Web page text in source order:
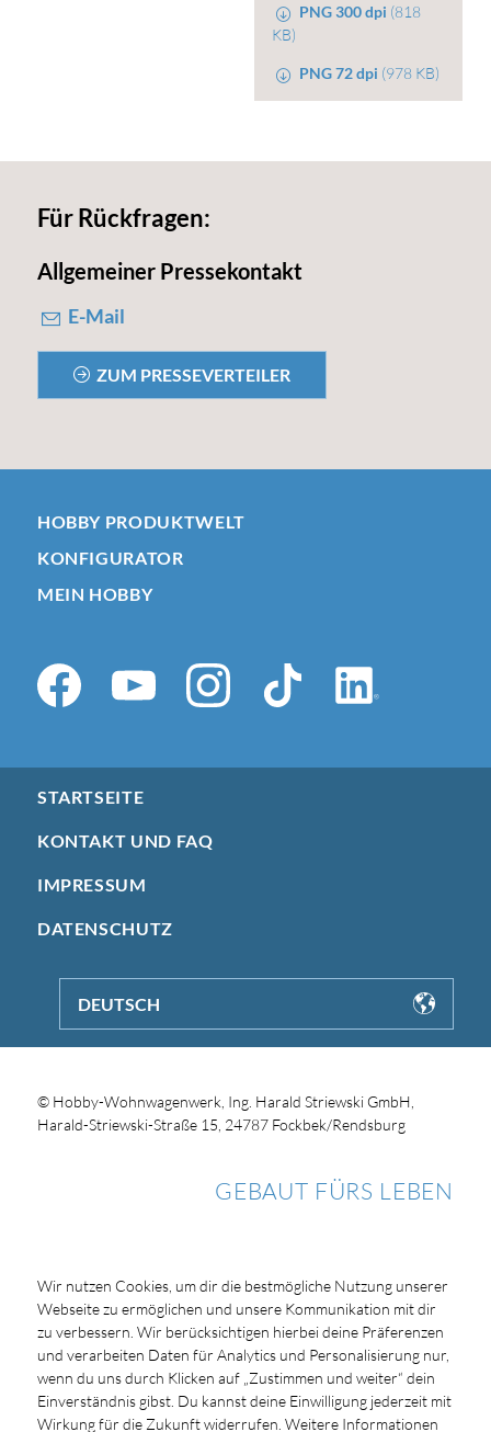
PNG 300 dpi (818
KB)
PNG 72 dpi (978 KB)
Für Rückfragen:
Allgemeiner Pressekontakt
E-Mail
ZUM PRESSEVERTEILER
HOBBY PRODUKTWELT
KONFIGURATOR
MEIN HOBBY
STARTSEITE
KONTAKT UND FAQ
IMPRESSUM
DATENSCHUTZ
DEUTSCH
© Hobby-Wohnwagenwerk, Ing. Harald Striewski GmbH,
Harald-Striewski-Straße 15, 24787 Fockbek/Rendsburg
GEBAUT FÜRS LEBEN
Wir nutzen Cookies, um dir die bestmögliche Nutzung unserer
Webseite zu ermöglichen und unsere Kommunikation mit dir
zu verbessern. Wir berücksichtigen hierbei deine Präferenzen
und verarbeiten Daten für Analytics und Personalisierung nur,
wenn du uns durch Klicken auf „Zustimmen und weiter“ dein
Einverständnis gibst. Du kannst deine Einwilligung jederzeit mit
Wirkung für die Zukunft widerrufen. Weitere Informationen